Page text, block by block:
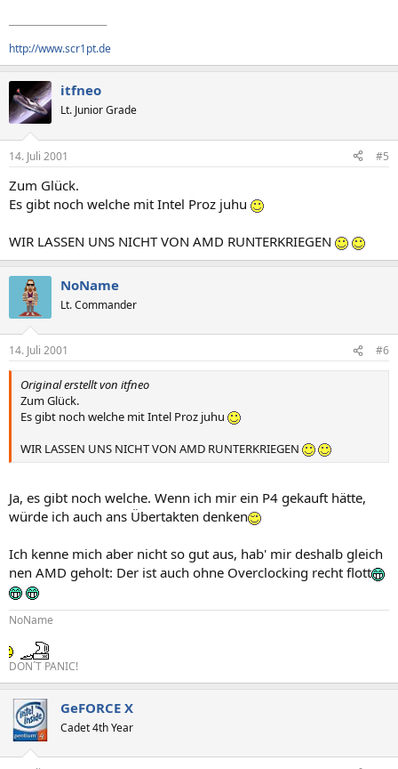
http://www.scr1pt.de
itfneo
Lt. Junior Grade
14. Juli 2001 #5
Zum Glück.
Es gibt noch welche mit Intel Proz juhu
WIR LASSEN UNS NICHT VON AMD RUNTERKRIEGEN
NoName
Lt. Commander
14. Juli 2001 #6
Original erstellt von itfneo
Zum Glück.
Es gibt noch welche mit Intel Proz juhu
WIR LASSEN UNS NICHT VON AMD RUNTERKRIEGEN
Ja, es gibt noch welche. Wenn ich mir ein P4 gekauft hätte,
würde ich auch ans Übertakten denken
Ich kenne mich aber nicht so gut aus, hab' mir deshalb gleich
nen AMD geholt: Der ist auch ohne Overclocking recht flott
NoName
DON´T PANIC!
GeFORCE X
Cadet 4th Year